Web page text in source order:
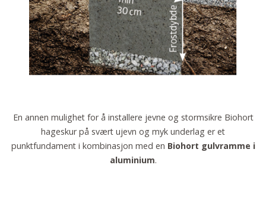
En annen mulighet for å installere jevne og stormsikre Biohort
hageskur på svært ujevn og myk underlag er et
punktfundament i kombinasjon med en Biohort gulvramme i
aluminium.